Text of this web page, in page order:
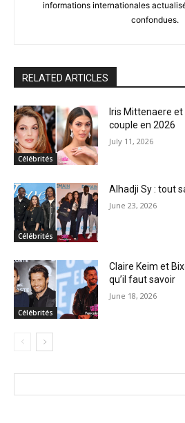
informations internationales
confondues.
RELATED ARTICLES
Célébrités
Iris Mittenaere
couple en 2026
July 11, 2026
Célébrités
Alhadji Sy : tout
June 23, 2026
Célébrités
Claire Keim et
qu’il faut savoir
June 18, 2026